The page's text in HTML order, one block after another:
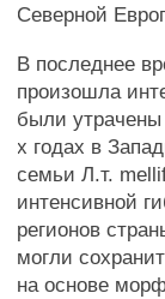
Северной
В последнее
произошла
были утрачены
х годах в
семьи Л.т.
интенсивной
регионов
могли
на основе